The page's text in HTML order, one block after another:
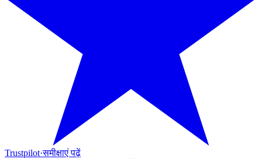
Trustpilot·समीक्षाएं पढ़ें